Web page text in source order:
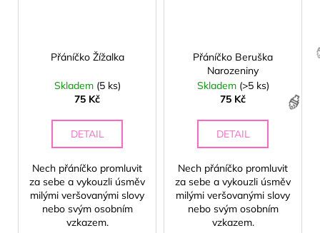
Přáníčko Žížalka
Skladem (5 ks)
75 Kč
DETAIL
Nech přáníčko promluvit
za sebe a vykouzli úsměv
milými veršovanými slovy
nebo svým osobním
vzkazem.
Přáníčko Beruška
Narozeniny
Skladem (>5 ks)
75 Kč
DETAIL
Nech přáníčko promluvit
za sebe a vykouzli úsměv
milými veršovanými slovy
nebo svým osobním
vzkazem.